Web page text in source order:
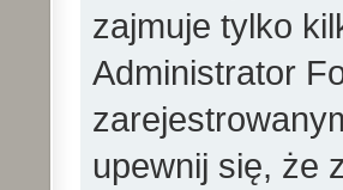
zajmuje tylko
Administrator
upewnij się, że